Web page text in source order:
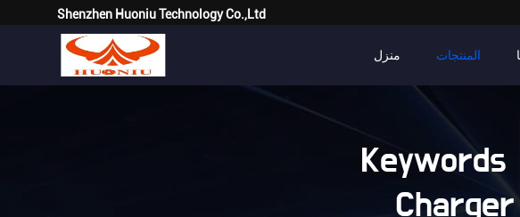
Shenzhen Huoniu Technology Co.,Ltd
منزل المنتجات